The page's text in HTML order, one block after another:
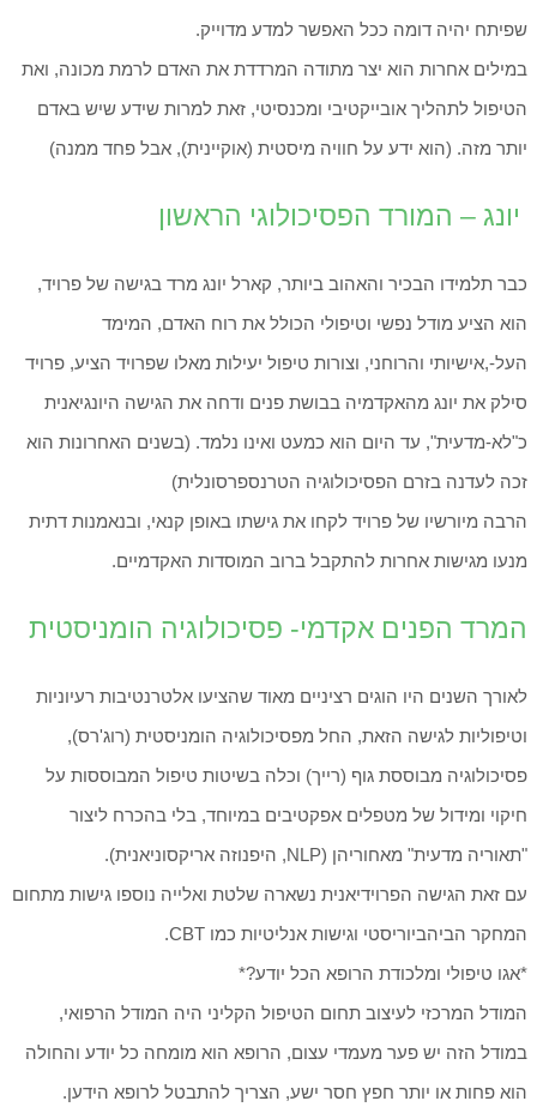
שפיתח יהיה דומה ככל האפשר למדע מדוייק.
במילים אחרות הוא יצר מתודה המרדדת את האדם לרמת מכונה, ואת
הטיפול לתהליך אובייקטיבי ומכנסיטי, זאת למרות שידע שיש באדם
יותר מזה. (הוא ידע על חוויה מיסטית (אוקיינית), אבל פחד ממנה)
יונג – המורד הפסיכולוגי הראשון
כבר תלמידו הבכיר והאהוב ביותר, קארל יונג מרד בגישה של פרויד,
הוא הציע מודל נפשי וטיפולי הכולל את רוח האדם, המימד
העל-,אישיותי והרוחני, וצורות טיפול יעילות מאלו שפרויד הציע, פרויד
סילק את יונג מהאקדמיה בבושת פנים ודחה את הגישה היונגיאנית
כ"לא-מדעית", עד היום הוא כמעט ואינו נלמד. (בשנים האחרונות הוא
זכה לעדנה בזרם הפסיכולוגיה הטרנספרסונלית)
הרבה מיורשיו של פרויד לקחו את גישתו באופן קנאי, ובנאמנות דתית
מנעו מגישות אחרות להתקבל ברוב המוסדות האקדמיים.
המרד הפנים אקדמי- פסיכולוגיה הומניסטית
לאורך השנים היו הוגים רציניים מאוד שהציעו אלטרנטיבות רעיוניות
וטיפוליות לגישה הזאת, החל מפסיכולוגיה הומניסטית (רוג'רס),
פסיכולוגיה מבוססת גוף (רייך) וכלה בשיטות טיפול המבוססות על
חיקוי ומידול של מטפלים אפקטיבים במיוחד, בלי בהכרח ליצור
"תאוריה מדעית" מאחוריהן (NLP, היפנוזה אריקסוניאנית).
עם זאת הגישה הפרוידיאנית נשארה שלטת ואלייה נוספו גישות מתחום
המחקר הביהביוריסטי וגישות אנליטיות כמו CBT.
*אגו טיפולי ומלכודת הרופא הכל יודע?*
המודל המרכזי לעיצוב תחום הטיפול הקליני היה המודל הרפואי,
במודל הזה יש פער מעמדי עצום, הרופא הוא מומחה כל יודע והחולה
הוא פחות או יותר חפץ חסר ישע, הצריך להתבטל לרופא הידען.